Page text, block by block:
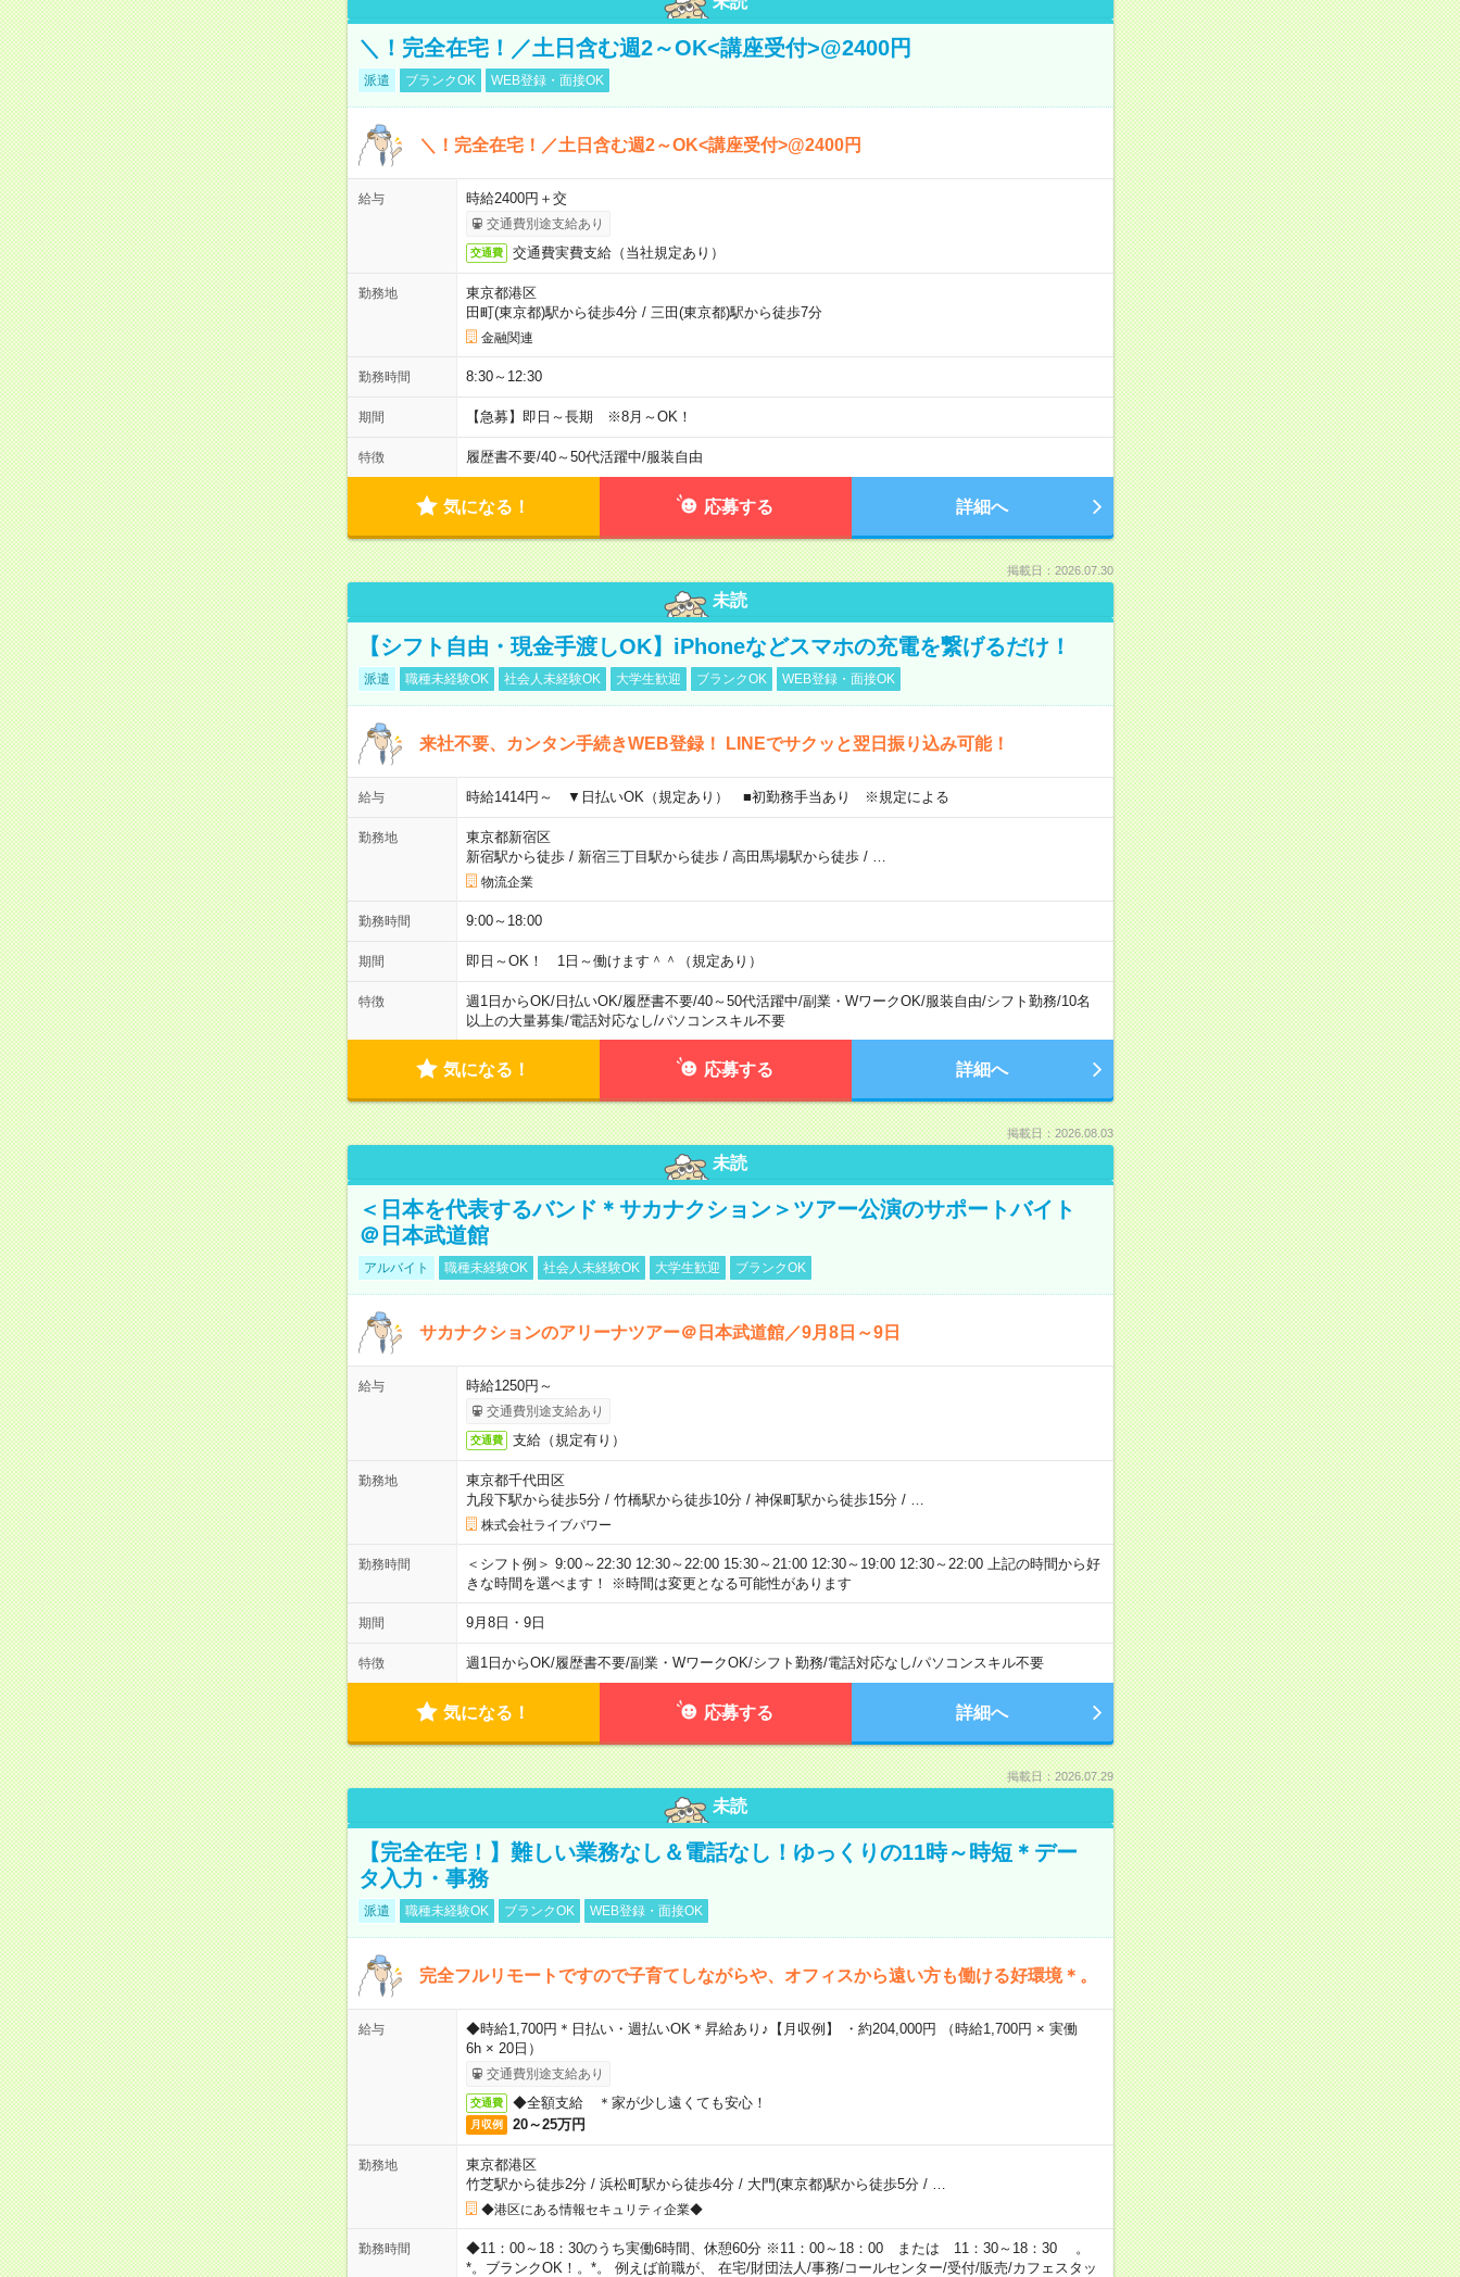
＼！完全在宅！／土日含む週2～OK<講座受付>@2400円
派遣 ブランクOK WEB登録・面接OK
＼！完全在宅！／土日含む週2～OK<講座受付>@2400円
給与 時給2400円＋交
交通費別途支給あり
交通費 交通費実費支給（当社規定あり）
勤務地
東京都港区
田町(東京都)駅から徒歩4分/ 三田(東京都)駅から徒歩7分
金融関連
勤務時間 8:30～12:30
期間 【急募】即日～長期 ※8月～OK！
特徴 履歴書不要/40～50代活躍中/服装自由
気になる！ 応募する 詳細へ
掲載日：2026.07.30
未読
【シフト自由・現金手渡しOK】iPhoneなどスマホの充電を繋げるだけ！
派遣 職種未経験OK 社会人未経験OK 大学生歓迎 ブランクOK WEB登録・面接OK
来社不要、カンタン手続きWEB登録！ LINEでサクッと翌日振り込み可能！
給与 時給1414円～ ▼日払いOK（規定あり） ■初勤務手当あり ※規定による
勤務地
東京都新宿区
新宿駅から徒歩/ 新宿三丁目駅から徒歩/ 高田馬場駅から徒歩/
物流企業
勤務時間 9:00～18:00
期間 即日～OK！ 1日～働けます＾＾（規定あり）
特徴 週1日からOK/日払いOK/履歴書不要/40～50代活躍中/副業・WワークOK/服装自由/シフト勤務/10名
以上の大量募集/電話対応なし/パソコンスキル不要
気になる！ 応募する 詳細へ
掲載日：2026.08.03
未読
＜日本を代表するバンド＊サカナクション＞ツアー公演のサポートバイト
＠日本武道館
アルバイト 職種未経験OK 社会人未経験OK 大学生歓迎 ブランクOK
サカナクションのアリーナツアー＠日本武道館／9月8日～9日
給与 時給1250円～
交通費別途支給あり
交通費 支給（規定有り）
勤務地
東京都千代田区
九段下駅から徒歩5分/ 竹橋駅から徒歩10分/ 神保町駅から徒歩15分/
株式会社ライブパワー
勤務時間
＜シフト例＞ 9:00～22:30 12:30～22:00 15:30～21:00 12:30～19:00 12:30～22:00 上記の時間から好
きな時間を選べます！ ※時間は変更となる可能性があります
期間 9月8日・9日
特徴 週1日からOK/履歴書不要/副業・WワークOK/シフト勤務/電話対応なし/パソコンスキル不要
気になる！ 応募する 詳細へ
掲載日：2026.07.29
未読
【完全在宅！】難しい業務なし＆電話なし！ゆっくりの11時～時短＊デー
タ入力・事務
派遣 職種未経験OK ブランクOK WEB登録・面接OK
完全フルリモートですので子育てしながらや、オフィスから遠い方も働ける好環境＊。
給与
◆時給1,700円＊日払い・週払いOK＊昇給あり♪【月収例】 ・約204,000円 （時給1,700円 × 実働
6h × 20日）
交通費別途支給あり
交通費 ◆全額支給 ＊家が少し遠くても安心！
月収例 20～25万円
勤務地
東京都港区
竹芝駅から徒歩2分/ 浜松町駅から徒歩4分/ 大門(東京都)駅から徒歩5分/
◆港区にある情報セキュリティ企業◆
勤務時間
◆11：00～18：30のうち実働6時間、休憩60分 ※11：00～18：00 または 11：30～18：30 。
*。ブランクOK！。*。 例えば前職が、 在宅/財団法人/事務/コールセンター/受付/販売/カフェスタッ